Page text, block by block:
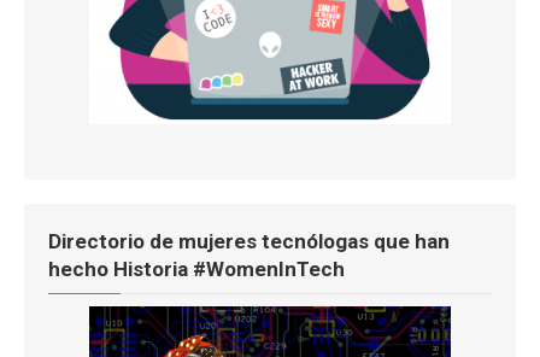
Directorio de mujeres tecnólogas que han
hecho Historia #WomenInTech